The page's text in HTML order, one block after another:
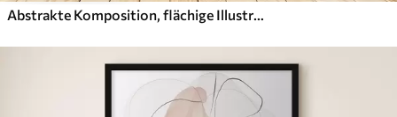
Abstrakte Komposition, flächige Illustration